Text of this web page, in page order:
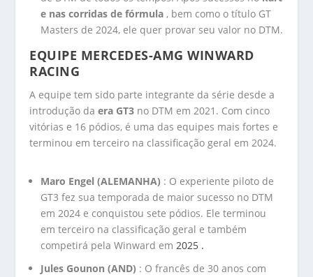
e nas corridas de fórmula , bem como o título GT
Masters de 2024, ele quer provar seu valor no DTM.
EQUIPE MERCEDES-AMG WINWARD
RACING
A equipe tem sido parte integrante da série desde a
introdução daera GT3 no DTM em 2021. Com cinco
vitórias e 16 pódios, é uma das equipes mais fortes e
terminou em terceiro na classificação geral em 2024.
Maro Engel (ALEMANHA) : O experiente piloto de
GT3 fez sua temporada de maior sucesso no DTM
em 2024 e conquistou sete pódios. Ele terminou
em terceiro na classificação geral e também
competirá pela Winward em2025 .
Jules Gounon (AND) : O francês de 30 anos com